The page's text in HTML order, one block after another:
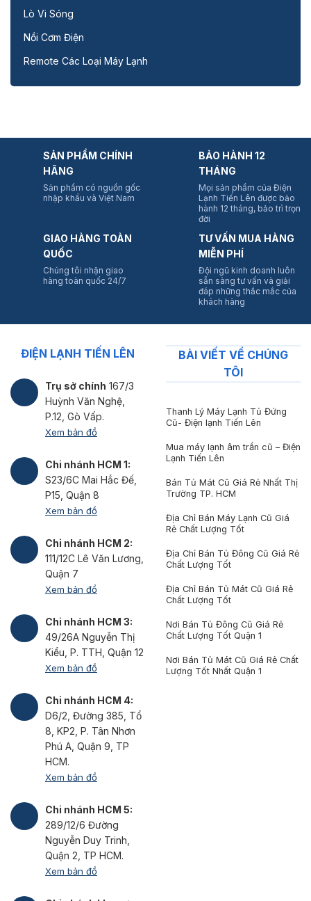
Lò Vi Sóng
Nồi Cơm Điện
Remote Các Loại Máy Lạnh
SẢN PHẨM CHÍNH
HÃNG
Sản phẩm có nguồn gốc
nhập khẩu và Việt Nam
BẢO HÀNH 12
THÁNG
Mọi sản phẩm của Điện
Lạnh Tiến Lên được bảo
hành 12 tháng, bảo trì trọn
đời
GIAO HÀNG TOÀN
QUỐC
Chúng tôi nhận giao
hàng toàn quốc 24/7
TƯ VẤN MUA HÀNG
MIỄN PHÍ
Đội ngũ kinh doanh luôn
sẵn sàng tư vấn và giải
đáp những thắc mắc của
khách hàng
ĐIỆN LẠNH TIẾN LÊN
Trụ sở chính 167/3
Huỳnh Văn Nghệ,
P.12, Gò Vấp.
Xem bản đồ
Chi nhánh HCM 1:
S23/6C Mai Hắc Đế,
P15, Quận 8
Xem bản đồ
Chi nhánh HCM 2:
111/12C Lê Văn Lương,
Quận 7
Xem bản đồ
Chi nhánh HCM 3:
49/26A Nguyễn Thị
Kiểu, P. TTH, Quận 12
Xem bản đồ
Chi nhánh HCM 4:
D6/2, Đường 385, Tổ
8, KP2, P. Tân Nhơn
Phú A, Quận 9, TP
HCM.
Xem bản đồ
Chi nhánh HCM 5:
289/12/6 Đường
Nguyễn Duy Trinh,
Quận 2, TP HCM.
Xem bản đồ
BÀI VIẾT VỀ CHÚNG
TÔI
Thanh Lý Máy Lạnh Tủ Đứng
Cũ- Điện lạnh Tiến Lên
Mua máy lạnh âm trần cũ – Điện
Lạnh Tiến Lên
Bán Tủ Mát Cũ Giá Rẻ Nhất Thị
Trường TP. HCM
Địa Chỉ Bán Máy Lạnh Cũ Giá
Rẻ Chất Lượng Tốt
Địa Chỉ Bán Tủ Đông Cũ Giá Rẻ
Chất Lượng Tốt
Địa Chỉ Bán Tủ Mát Cũ Giá Rẻ
Chất Lượng Tốt
Nơi Bán Tủ Đông Cũ Giá Rẻ
Chất Lượng Tốt Quận 1
Nơi Bán Tủ Mát Cũ Giá Rẻ Chất
Lượng Tốt Nhất Quận 1